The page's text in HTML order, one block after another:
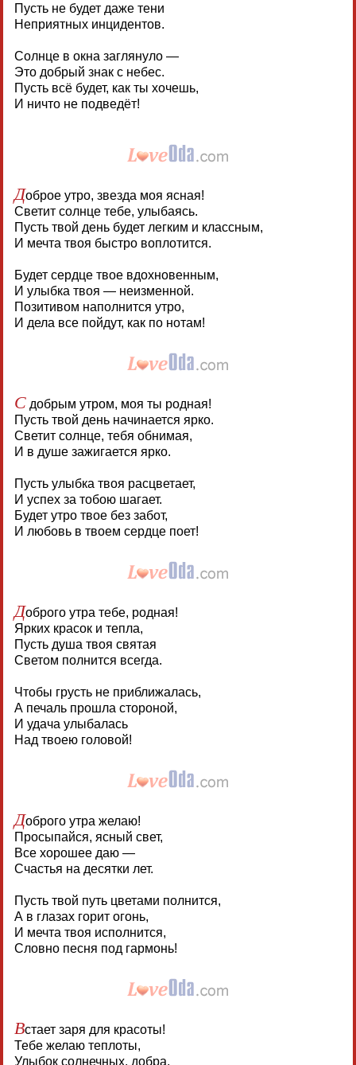
Пусть не будет даже тени
Неприятных инцидентов.
Солнце в окна заглянуло —
Это добрый знак с небес.
Пусть всё будет, как ты хочешь,
И ничто не подведёт!
Доброе утро, звезда моя ясная!
Светит солнце тебе, улыбаясь.
Пусть твой день будет легким и классным,
И мечта твоя быстро воплотится.
Будет сердце твое вдохновенным,
И улыбка твоя — неизменной.
Позитивом наполнится утро,
И дела все пойдут, как по нотам!
Сдобрым утром, моя ты родная!
Пусть твой день начинается ярко.
Светит солнце, тебя обнимая,
И в душе зажигается ярко.
Пусть улыбка твоя расцветает,
И успех за тобою шагает.
Будет утро твое без забот,
И любовь в твоем сердце поет!
Доброго утра тебе, родная!
Ярких красок и тепла,
Пусть душа твоя святая
Светом полнится всегда.
Чтобы грусть не приближалась,
А печаль прошла стороной,
И удача улыбалась
Над твоею головой!
Доброго утра желаю!
Просыпайся, ясный свет,
Все хорошее даю —
Счастья на десятки лет.
Пусть твой путь цветами полнится,
А в глазах горит огонь,
И мечта твоя исполнится,
Словно песня под гармонь!
Встает заря для красоты!
Тебе желаю теплоты,
Улыбок солнечных, добра,